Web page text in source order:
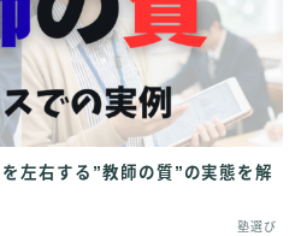
左右する”教師の質”の実態を解
塾選び